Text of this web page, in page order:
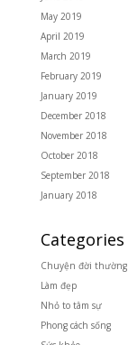
May 2019
April 2019
March 2019
February 2019
January 2019
December 2018
November 2018
October 2018
September 2018
January 2018
Categories
Chuyện đời thường
Làm đẹp
Nhỏ to tâm sự
Phong cách sống